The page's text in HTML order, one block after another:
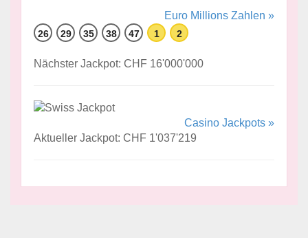
Euro Millions Zahlen »
26 29 35 38 47 1 2
Nächster Jackpot: CHF 16'000'000
Casino Jackpots »
Aktueller Jackpot: CHF 1'037'219